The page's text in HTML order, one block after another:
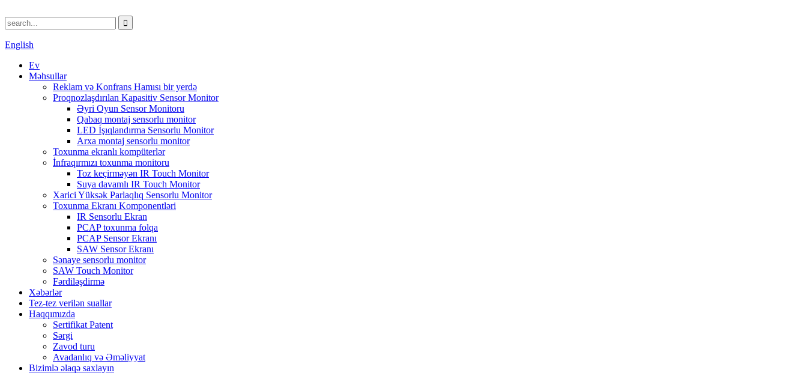
English
Ev
Məhsullar
Reklam və Konfrans Hamısı bir yerdə
Proqnozlaşdırılan Kapasitiv Sensor Monitor
Əyri Oyun Sensor Monitoru
Qabaq montaj sensorlu monitor
LED İşıqlandırma Sensorlu Monitor
Arxa montaj sensorlu monitor
Toxunma ekranlı kompüterlər
İnfraqırmızı toxunma monitoru
Toz keçirməyən IR Touch Monitor
Suya davamlı IR Touch Monitor
Xarici Yüksək Parlaqlıq Sensorlu Monitor
Toxunma Ekranı Komponentləri
IR Sensorlu Ekran
PCAP toxunma folqa
PCAP Sensor Ekranı
SAW Sensor Ekranı
Sənaye sensorlu monitor
SAW Touch Monitor
Fərdiləşdirmə
Xəbərlər
Tez-tez verilən suallar
Haqqımızda
Sertifikat Patent
Sərgi
Zavod turu
Avadanlıq və Əməliyyat
Bizimlə əlaqə saxlayın